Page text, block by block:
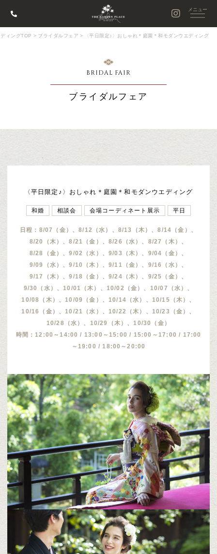
ィングTOP > ブライダルフェア > 〈平日限定♪〉おしゃれ＊庭園＊和モダンウエディング
BRIDAL FAIR
ブライダルフェア
〈平日限定♪〉おしゃれ＊庭園＊和モダンウエディング
和婚 相談会 会場コーディネート展示 平日
日程：8/07（金）、8/12（水）、8/13（木）、8/14（金）、
8/20（木）、8/21（金）、8/26（水）、8/27（木）、
8/28（金）、9/02（水）、9/03（木）、9/04（金）、
9/09（水）、9/10（木）、9/11（金）、9/16（水）、
9/17（木）、9/18（金）、9/24（木）、9/25（金）、
9/30（水）、10/01（木）、10/02（金）、10/07（水）、
10/08（木）、10/09（金）、10/14（水）、10/15（木）、
10/16（金）、10/21（水）、10/22（木）、10/23（金）、
10/28（水）、10/29（木）、10/30（金）
時間：12:00～14:00 / 13:00～15:00 / 15:00～17:00 / 17:00
～19:00 / 18:00～20:00